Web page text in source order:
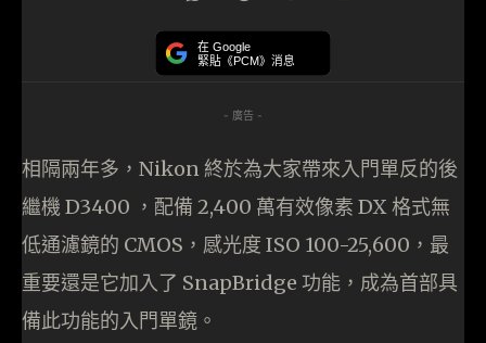
在 Google
緊貼《PCM》消息
- 廣告 -
相隔兩年多，Nikon 終於為大家帶來入門單反的後
繼機 D3400 ，配備 2,400 萬有效像素 DX 格式無
低通濾鏡的 CMOS，感光度 ISO 100-25,600，最
重要還是它加入了 SnapBridge 功能，成為首部具
備此功能的入門單鏡。